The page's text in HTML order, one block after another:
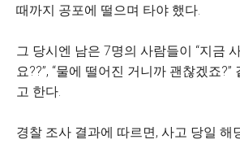
때까지 공포에 떨으며 타야 했다.
그 당시엔 남은 7명의 사람들이 “지금
요??”, “물에 떨어진 거니까 괜찮겠죠
고 한다.
경찰 조사 결과에 따르면, 사고 당일 해